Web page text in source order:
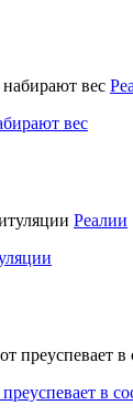
вес
Реалии
в